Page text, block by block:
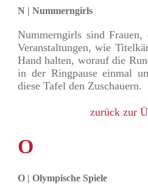
N | Nummerngirls
Nummerngirls sind
Veranstaltungen, wie
Hand halten, worauf die
in der Ringpause einmal
diese Tafel den Zuschauern.
zurück zur
O
O | Olympische Spiele